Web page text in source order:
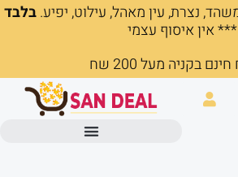
נצרת, עין מאהל, עילוט, יפיע.בלבד
*** אין איסוף עצמי
בקניה מעל 200 שח